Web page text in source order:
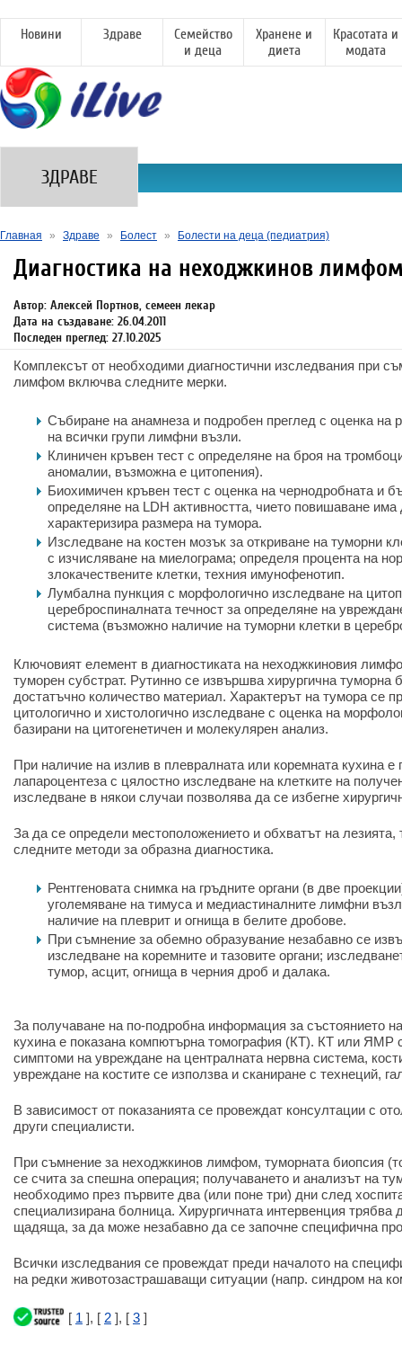
Новини Здраве
Семейство
и деца
Хранене и
диета
Красотата и
модата
ЗДРАВЕ
Главная » Здраве » Болест » Болести на деца (педиатрия)
Диагностика на неходжкинов
Автор: Алексей Портнов, семеен лекар
Дата на създаване: 26.04.2011
Последен преглед: 27.10.2025
Комплексът от необходими диагностични изследвания при
лимфом включва следните мерки.
Събиране на анамнеза и подробен преглед с оценка на
на всички групи лимфни възли.
Клиничен кръвен тест с определяне на броя на
аномалии, възможна е цитопения).
Биохимичен кръвен тест с оценка на чернодробната и
определяне на LDH активността, чието повишаване има
характеризира размера на тумора.
Изследване на костен мозък за откриване на туморни
с изчисляване на миелограма; определя процента на
злокачествените клетки, техния имунофенотип.
Лумбална пункция с морфологично изследване на
цереброспиналната течност за определяне на
система (възможно наличие на туморни клетки в
Ключовият елемент в диагностиката на неходжкиновия
туморен субстрат. Рутинно се извършва хирургична туморна
достатъчно количество материал. Характерът на тумора се
цитологично и хистологично изследване с оценка на
базирани на цитогенетичен и молекулярен анализ.
При наличие на излив в плевралната или коремната кухина е
лапароцентеза с цялостно изследване на клетките на
изследване в някои случаи позволява да се избегне
За да се определи местоположението и обхватът на лезията,
следните методи за образна диагностика.
Рентгеновата снимка на гръдните органи (в две
уголемяване на тимуса и медиастиналните лимфни
наличие на плеврит и огнища в белите дробове.
При съмнение за обемно образувание незабавно се
изследване на коремните и тазовите органи;
тумор, асцит, огнища в черния дроб и далака.
За получаване на по-подробна информация за състоянието
кухина е показана компютърна томография (КТ). КТ или ЯМР
симптоми на увреждане на централната нервна система,
увреждане на костите се използва и сканиране с технеций,
В зависимост от показанията се провеждат консултации с
други специалисти.
При съмнение за неходжкинов лимфом, туморната биопсия
се счита за спешна операция; получаването и анализът на
необходимо през първите два (или поне три) дни след
специализирана болница. Хирургичната интервенция
щадяща, за да може незабавно да се започне специфична
Всички изследвания се провеждат преди началото на
на редки животозастрашаващи ситуации (напр. синдром на
[ 1 ], [ 2 ], [ 3 ]